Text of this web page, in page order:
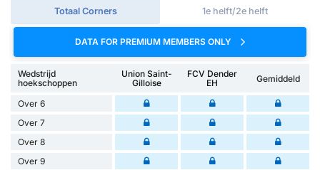
Totaal Corners 1e helft/2e helft
DATA FOR PREMIUM MEMBERS ONLY
Wedstrijd
hoekschoppen
Union Saint-
Gilloise
FCV Dender
EH
Gemiddeld
Over 6
Over 7
Over 8
Over 9